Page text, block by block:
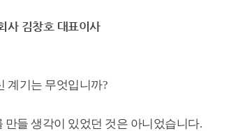
사 김창호 대표이사
계기는 무엇입니까?
만들 생각이 있었던 것은 아니었습니다.